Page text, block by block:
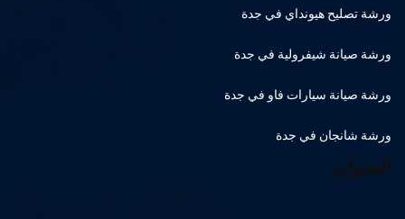
ورشة تصليح هيونداي في جدة
ورشة صيانة شيفرولية في جدة
ورشة صيانة سيارات فاو في جدة
ورشة شانجان في جدة
العنوان